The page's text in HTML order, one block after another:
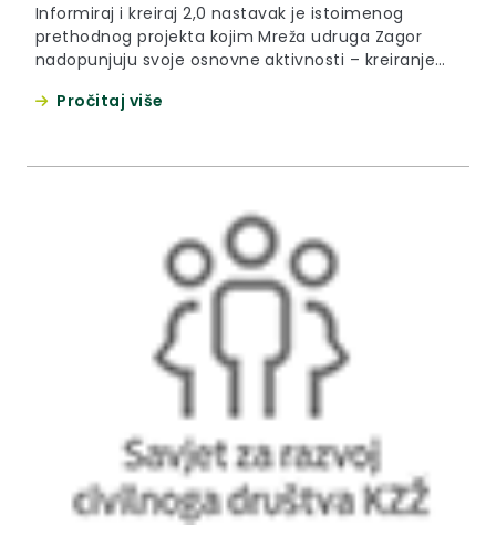
Informiraj i kreiraj 2,0 nastavak je istoimenog
prethodnog projekta kojim Mreža udruga Zagor
nadopunjuju svoje osnovne aktivnosti – kreiranje
mladih u lokalnoj i regionalnoj zajednici te pružanje
Pročitaj više